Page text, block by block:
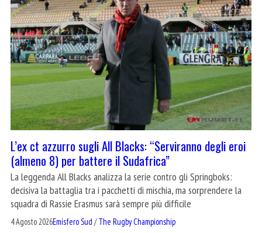
L’ex ct azzurro sugli All Blacks: “Serviranno degli eroi
(almeno 8) per battere il Sudafrica”
La leggenda All Blacks analizza la serie contro gli Springboks:
decisiva la battaglia tra i pacchetti di mischia, ma sorprendere la
squadra di Rassie Erasmus sarà sempre più difficile
4 Agosto 2026Emisfero Sud /The Rugby Championship